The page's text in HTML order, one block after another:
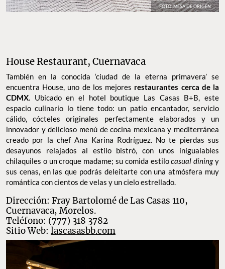
FOTO: MESA DE ORIGEN
House Restaurant, Cuernavaca
También en la conocida ‘ciudad de la eterna primavera’ se
encuentra House, uno de los mejores restaurantes cerca de la
CDMX. Ubicado en el hotel boutique Las Casas B+B, este
espacio culinario lo tiene todo: un patio encantador, servicio
cálido, cócteles originales perfectamente elaborados y un
innovador y delicioso menú de cocina mexicana y mediterránea
creado por la chef Ana Karina Rodríguez. No te pierdas sus
desayunos relajados al estilo bistró, con unos inigualables
chilaquiles o un croque madame; su comida estilocasual diningy
sus cenas, en las que podrás deleitarte con una atmósfera muy
romántica con cientos de velas y un cielo estrellado.
Dirección: Fray Bartolomé de Las Casas 110,
Cuernavaca, Morelos.
Teléfono: (777) 318 3782
Sitio Web: lascasasbb.com